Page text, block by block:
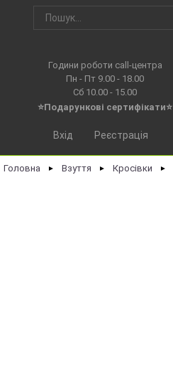
Години роботи call-центра
Пн - Пт 9.00 - 18.00
Сб 10.00 - 15.00
⭐Подарункові сертифікати⭐
Вхід Реєстрація
Головна ► Взуття ► Кросівки ►